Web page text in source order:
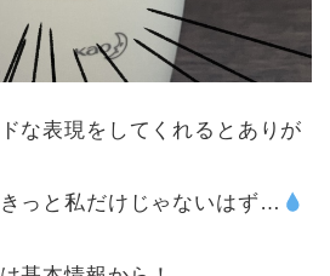
な表現をしてくれるとありが
きっと私だけじゃないはず…